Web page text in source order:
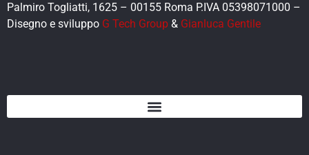
Palmiro Togliatti, 1625 – 00155 Roma P.IVA 05398071000 –
Disegno e sviluppo G Tech Group & Gianluca Gentile